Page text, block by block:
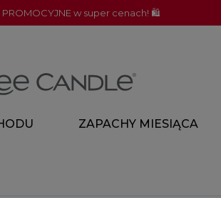
PROMOCYJNE w super cenach! 🛍️
ZAPACHY MIESIĄCA